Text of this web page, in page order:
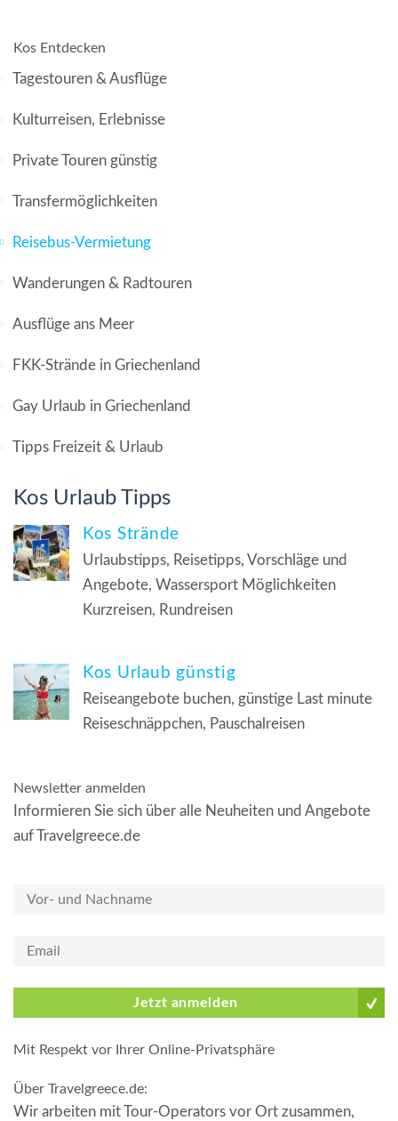
Kos Entdecken
Tagestouren & Ausflüge
Kulturreisen, Erlebnisse
Private Touren günstig
Transfermöglichkeiten
Reisebus-Vermietung
Wanderungen & Radtouren
Ausflüge ans Meer
FKK-Strände in Griechenland
Gay Urlaub in Griechenland
Tipps Freizeit & Urlaub
Kos Urlaub Tipps
Kos Strände
Urlaubstipps, Reisetipps, Vorschläge und
Angebote, Wassersport Möglichkeiten
Kurzreisen, Rundreisen
Kos Urlaub günstig
Reiseangebote buchen, günstige Last minute
Reiseschnäppchen, Pauschalreisen
Newsletter anmelden
Informieren Sie sich über alle Neuheiten und Angebote
auf Travelgreece.de
Jetzt anmelden
Mit Respekt vor Ihrer Online-Privatsphäre
Über Travelgreece.de:
Wir arbeiten mit Tour-Operators vor Ort zusammen,